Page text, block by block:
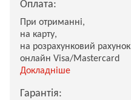
Оплата:
При отриманні,
на карту,
на розрахунковий рахунок
онлайн Visa/Mastercard
Докладніше
Гарантія: